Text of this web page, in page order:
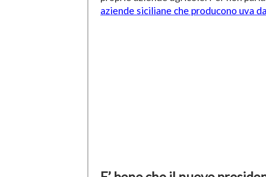
aziende siciliane che producono uva